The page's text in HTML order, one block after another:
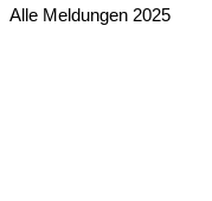
Alle Meldungen 2025